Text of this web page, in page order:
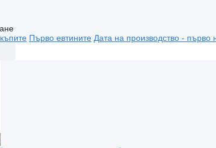
Първо евтините Дата на производство - първо